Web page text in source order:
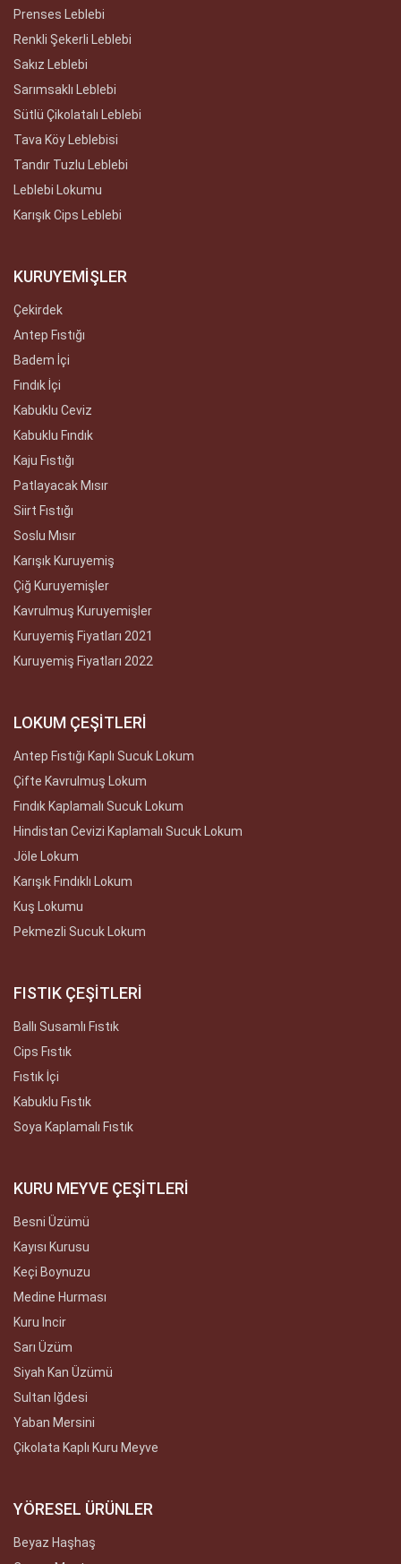
Prenses Leblebi
Renkli Şekerli Leblebi
Sakız Leblebi
Sarımsaklı Leblebi
Sütlü Çikolatalı Leblebi
Tava Köy Leblebisi
Tandır Tuzlu Leblebi
Leblebi Lokumu
Karışık Cips Leblebi
KURUYEMİŞLER
Çekirdek
Antep Fıstığı
Badem İçi
Fındık İçi
Kabuklu Ceviz
Kabuklu Fındık
Kaju Fıstığı
Patlayacak Mısır
Siirt Fıstığı
Soslu Mısır
Karışık Kuruyemiş
Çiğ Kuruyemişler
Kavrulmuş Kuruyemişler
Kuruyemiş Fiyatları 2021
Kuruyemiş Fiyatları 2022
LOKUM ÇEŞİTLERİ
Antep Fıstığı Kaplı Sucuk Lokum
Çifte Kavrulmuş Lokum
Fındık Kaplamalı Sucuk Lokum
Hindistan Cevizi Kaplamalı Sucuk Lokum
Jöle Lokum
Karışık Fındıklı Lokum
Kuş Lokumu
Pekmezli Sucuk Lokum
FISTIK ÇEŞİTLERİ
Ballı Susamlı Fıstık
Cips Fıstık
Fıstık İçi
Kabuklu Fıstık
Soya Kaplamalı Fıstık
KURU MEYVE ÇEŞİTLERİ
Besni Üzümü
Kayısı Kurusu
Keçi Boynuzu
Medine Hurması
Kuru Incir
Sarı Üzüm
Siyah Kan Üzümü
Sultan Iğdesi
Yaban Mersini
Çikolata Kaplı Kuru Meyve
YÖRESEL ÜRÜNLER
Beyaz Haşhaş